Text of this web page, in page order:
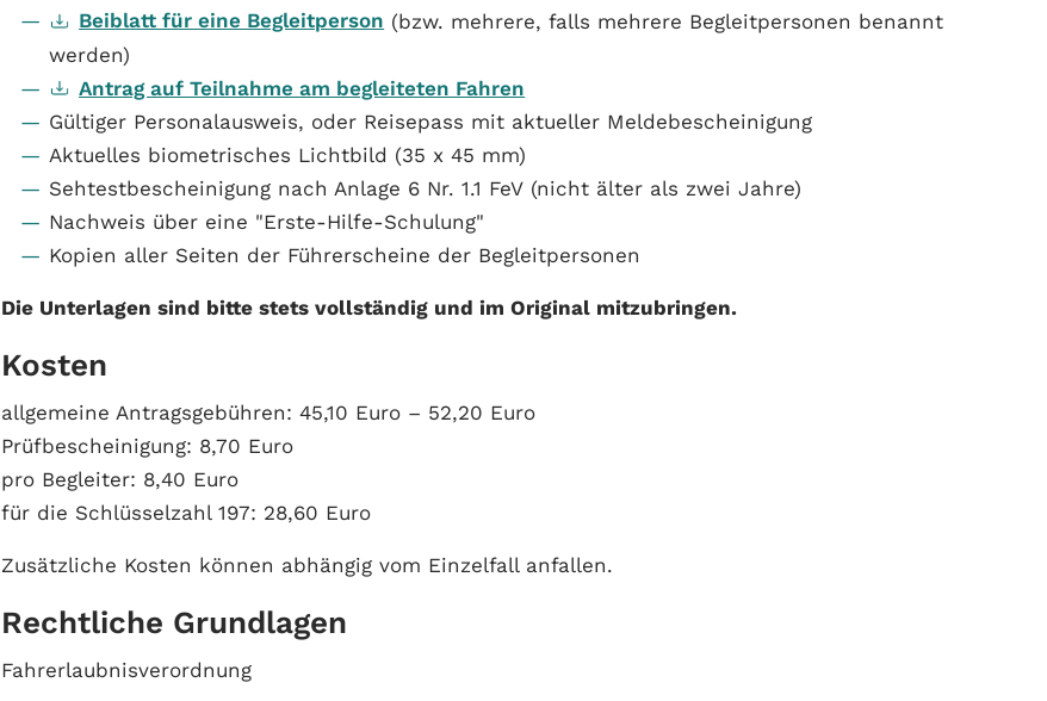
Beiblatt für eine Begleitperson (bzw. mehrere, falls mehrere Begleitpersonen benannt
werden)
Antrag auf Teilnahme am begleiteten Fahren
Gültiger Personalausweis, oder Reisepass mit aktueller Meldebescheinigung
Aktuelles biometrisches Lichtbild (35 x 45 mm)
Sehtestbescheinigung nach Anlage 6 Nr. 1.1 FeV (nicht älter als zwei Jahre)
Nachweis über eine "Erste-Hilfe-Schulung"
Kopien aller Seiten der Führerscheine der Begleitpersonen
Die Unterlagen sind bitte stets vollständig und im Original mitzubringen.
Kosten
allgemeine Antragsgebühren: 45,10 Euro – 52,20 Euro
Prüfbescheinigung: 8,70 Euro
pro Begleiter: 8,40 Euro
für die Schlüsselzahl 197: 28,60 Euro
Zusätzliche Kosten können abhängig vom Einzelfall anfallen.
Rechtliche Grundlagen
Fahrerlaubnisverordnung